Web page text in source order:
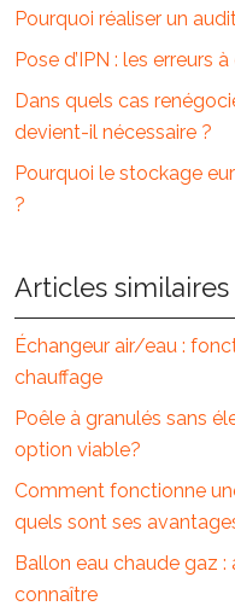
Pourquoi réaliser un
Pose d’IPN : les erreurs
Dans quels cas
devient-il nécessaire ?
Pourquoi le stockage
?
Articles similaires
Échangeur air/eau :
chauffage
Poêle à granulés sans
option viable?
Comment fonctionne
quels sont ses
Ballon eau chaude gaz
connaître